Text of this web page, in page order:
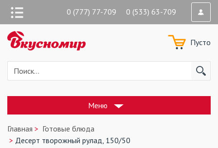
0 (777) 77-709 0 (533) 63-709
Пусто
Меню
Главная
Готовые блюда
Десерт творожный рулад, 150/50